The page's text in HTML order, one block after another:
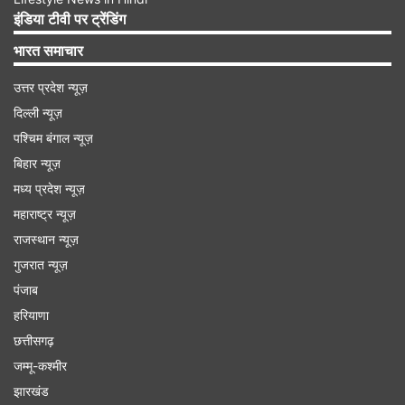
इन आरोपों को Adani Group पहले ही कर चुका है
खारिज
हालांकि, Adani Group की तरफ से शुरुआत में ही इन सभी
आरोपों को खारिज कर दिया गया था। गौतम अडाणी और
इंडिया टीवी पर ट्रेंडिंग
भारत समाचार
उत्तर प्रदेश न्यूज़
दिल्ली न्यूज़
पश्चिम बंगाल न्यूज़
बिहार न्यूज़
मध्य प्रदेश न्यूज़
महाराष्ट्र न्यूज़
राजस्थान न्यूज़
गुजरात न्यूज़
पंजाब
हरियाणा
छत्तीसगढ़
जम्मू-कश्मीर
झारखंड